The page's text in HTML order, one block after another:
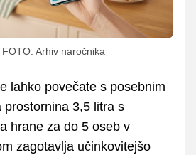
FOTO: Arhiv naročnika
lahko povečate s posebnim
prostornina 3,5 litra s
hrane za do 5 oseb v
zagotavlja učinkovitejšo